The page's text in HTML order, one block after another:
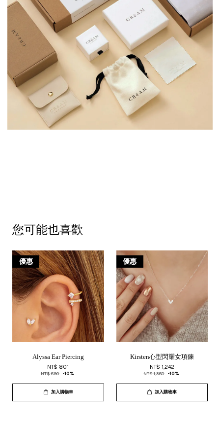
您可能也喜歡
優惠
Alyssa Ear Piercing
NT$ 801
NT$ 890 -10%
加入購物車
優惠
Kirsten心型閃耀女項鍊
NT$ 1,242
NT$ 1,380 -10%
加入購物車